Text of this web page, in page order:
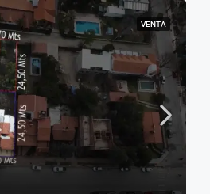
VENTA